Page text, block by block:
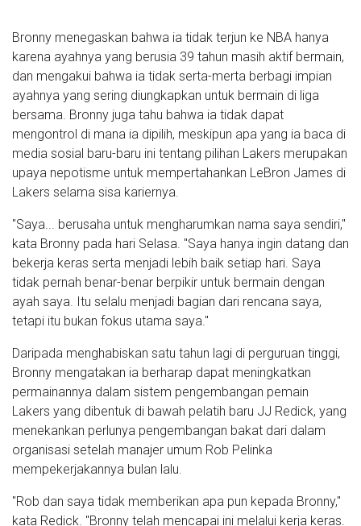
Bronny menegaskan bahwa ia tidak terjun ke NBA hanya
karena ayahnya yang berusia 39 tahun masih aktif bermain,
dan mengakui bahwa ia tidak serta-merta berbagi impian
ayahnya yang sering diungkapkan untuk bermain di liga
bersama. Bronny juga tahu bahwa ia tidak dapat
mengontrol di mana ia dipilih, meskipun apa yang ia baca di
media sosial baru-baru ini tentang pilihan Lakers merupakan
upaya nepotisme untuk mempertahankan LeBron James di
Lakers selama sisa kariernya.
"Saya... berusaha untuk mengharumkan nama saya sendiri,"
kata Bronny pada hari Selasa. "Saya hanya ingin datang dan
bekerja keras serta menjadi lebih baik setiap hari. Saya
tidak pernah benar-benar berpikir untuk bermain dengan
ayah saya. Itu selalu menjadi bagian dari rencana saya,
tetapi itu bukan fokus utama saya."
Daripada menghabiskan satu tahun lagi di perguruan tinggi,
Bronny mengatakan ia berharap dapat meningkatkan
permainannya dalam sistem pengembangan pemain
Lakers yang dibentuk di bawah pelatih baru JJ Redick, yang
menekankan perlunya pengembangan bakat dari dalam
organisasi setelah manajer umum Rob Pelinka
mempekerjakannya bulan lalu.
"Rob dan saya tidak memberikan apa pun kepada Bronny,"
kata Redick. "Bronny telah mencapai ini melalui kerja keras.